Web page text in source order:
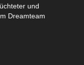
und
Dreamteam